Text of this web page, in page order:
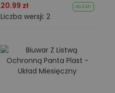
20.99 zł
do 24h
Liczba wersji: 2